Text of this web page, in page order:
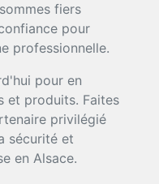
fiers
pour
professionnelle.
pour en
et produits. Faites
privilégié
sécurité et
en Alsace.